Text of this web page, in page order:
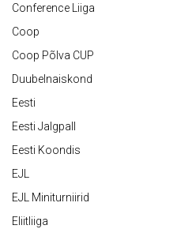
Conference Liiga
Coop
Coop Põlva CUP
Duubelnaiskond
Eesti
Eesti Jalgpall
Eesti Koondis
EJL
EJL Miniturniirid
Eliitliiga